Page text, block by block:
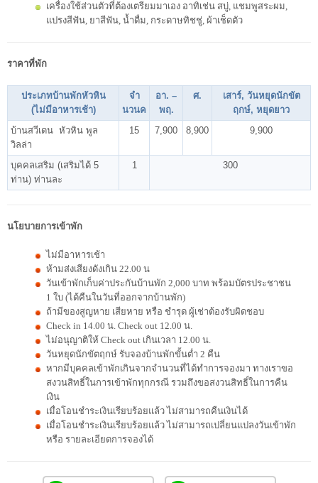
เครื่องใช้ส่วนตัวที่ต้องเตรียมมาเอง อาทิเช่น สบู่, แชมพูสระผม,
แปรงสีฟัน, ยาสีฟัน, น้ำดื่ม, กระดาษทิชชู่, ผ้าเช็ดตัว
ราคาที่พัก
ประเภทบ้านพักหัวหิน
(ไม่มีอาหารเช้า)
จำ
นวนค
อา. –
พฤ.
ศ.
เสาร์, วันหยุดนักขัต
ฤกษ์, หยุดยาว
บ้านสวีเดน หัวหิน พูล
วิลล่า
15 7,900 8,900 9,900
บุคคลเสริม (เสริมได้ 5
ท่าน) ท่านละ
1 300
นโยบายการเข้าพัก
ไม่มีอาหารเช้า
ห้ามส่งเสียงดังเกิน 22.00 น
วันเข้าพักเก็บค่าประกันบ้านพัก 2,000 บาท พร้อมบัตรประชาชน
1 ใบ (ได้คืนในวันที่ออกจากบ้านพัก)
ถ้ามีของสูญหาย เสียหาย หรือ ชำรุด ผู้เช่าต้องรับผิดชอบ
Check in 14.00 น. Check out 12.00 น.
ไม่อนุญาติให้ Check out เกินเวลา 12.00 น.
วันหยุดนักขัตฤกษ์ รับจองบ้านพักขั้นต่ำ 2 คืน
หากมีบุคคลเข้าพักเกินจากจำนวนที่ได้ทำการจองมา ทางเราขอ
สงวนสิทธิ์ในการเข้าพักทุกกรณี รวมถึงขอสงวนสิทธิ์ในการคืน
เงิน
เมื่อโอนชำระเงินเรียบร้อยแล้ว ไม่สามารถคืนเงินได้
เมื่อโอนชำระเงินเรียบร้อยแล้ว ไม่สามารถเปลี่ยนแปลงวันเข้าพัก
หรือ รายละเอียดการจองได้